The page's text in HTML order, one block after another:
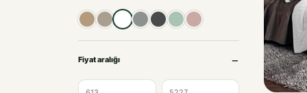
Bej Taş BeyazGri Antrasit
MintPudra
Fiyat aralığı